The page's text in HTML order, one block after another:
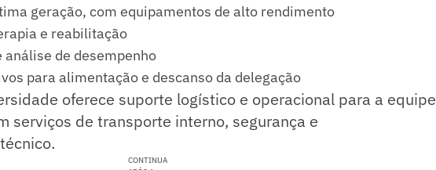
geração, com equipamentos de alto rendimento
e reabilitação
análise de desempenho
para alimentação e descanso da delegação
oferece suporte logístico e operacional para a equipe
serviços de transporte interno, segurança e
CONTINUA